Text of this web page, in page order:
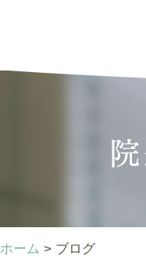
ホーム > ブログ